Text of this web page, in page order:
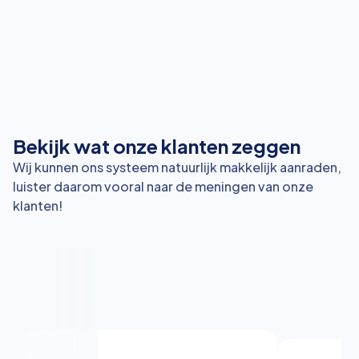
Bekijk wat onze klanten zeggen
Wij kunnen ons systeem natuurlijk makkelijk aanraden,
luister daarom vooral naar de meningen van onze
klanten!